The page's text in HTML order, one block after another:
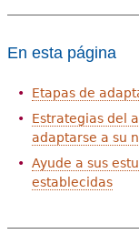
En esta página
Etapas de
Estrategias del
adaptarse a su
Ayude a sus
establecidas